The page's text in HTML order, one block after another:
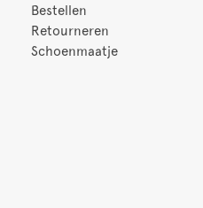
Bestellen
Retourneren
Schoenmaatje